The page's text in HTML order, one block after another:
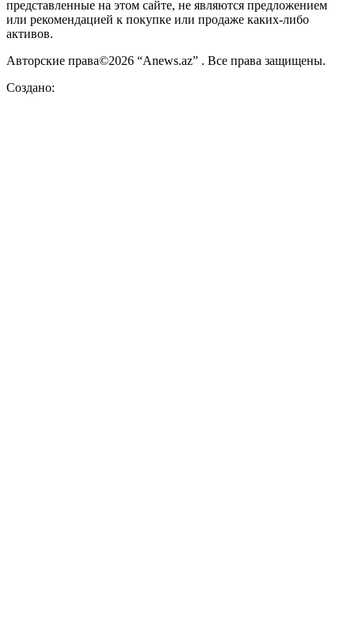
представленные на этом сайте, не являются предложением
или рекомендацией к покупке или продаже каких-либо
активов.
Авторские права©2026 “Anews.az” . Все права защищены.
Создано: